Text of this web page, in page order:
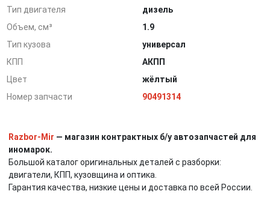
Тип двигателя
дизель
Объем, см³
1.9
Тип кузова
универсал
КПП
АКПП
Цвет
жёлтый
Номер запчасти
90491314
Razbor-Mir — магазин контрактных б/у автозапчастей для
иномарок.
Большой каталог оригинальных деталей с разборки:
двигатели, КПП, кузовщина и оптика.
Гарантия качества, низкие цены и доставка по всей России.